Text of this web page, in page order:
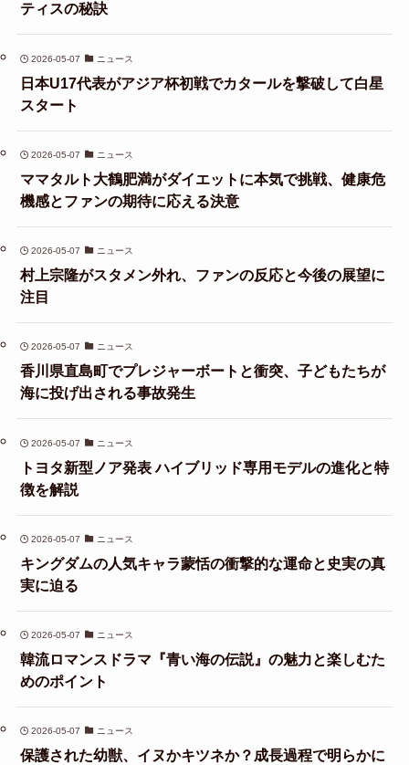
ティスの秘訣
2026-05-07 ニュース
日本U17代表がアジア杯初戦でカタールを撃破して白星
スタート
2026-05-07 ニュース
ママタルト大鶴肥満がダイエットに本気で挑戦、健康危
機感とファンの期待に応える決意
2026-05-07 ニュース
村上宗隆がスタメン外れ、ファンの反応と今後の展望に
注目
2026-05-07 ニュース
香川県直島町でプレジャーボートと衝突、子どもたちが
海に投げ出される事故発生
2026-05-07 ニュース
トヨタ新型ノア発表 ハイブリッド専用モデルの進化と特
徴を解説
2026-05-07 ニュース
キングダムの人気キャラ蒙恬の衝撃的な運命と史実の真
実に迫る
2026-05-07 ニュース
韓流ロマンスドラマ『青い海の伝説』の魅力と楽しむた
めのポイント
2026-05-07 ニュース
保護された幼獣、イヌかキツネか？成長過程で明らかに